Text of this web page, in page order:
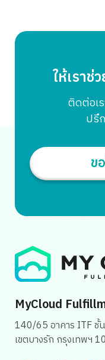
ให้เรา
ติดต่อเ
ปรึ
ข
MyCloud
140/65 อาคาร ITF ชั้
เขตบางรัก กรุงเทพฯ